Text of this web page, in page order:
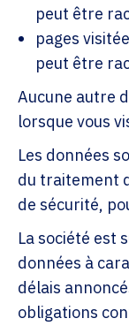
peut être
pages
peut être
Aucune autre
lorsque vous
Les données
du traitement
de sécurité,
La société est
données à
délais
obligations